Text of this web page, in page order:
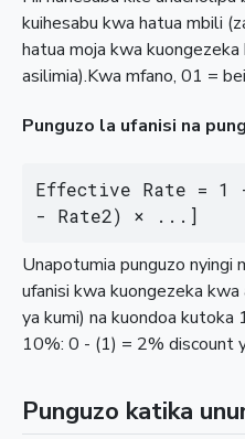
kuihesabu kwa hatua mbili
hatua moja kwa
asilimia).Kwa mfano, 01 =
Punguzo la ufanisi na
Effective Rate =
- Rate2) × ...]
Unapotumia punguzo nyingi
ufanisi kwa kuongezeka
ya kumi) na kuondoa kutoka
10%: 0 - (1) = 2% discount
Punguzo katika